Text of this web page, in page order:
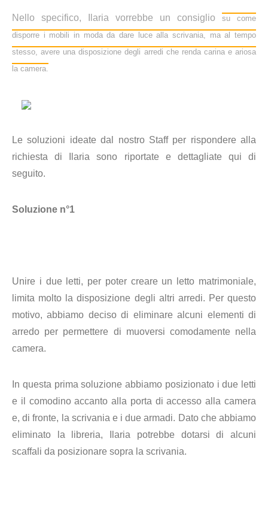
Nello specifico, Ilaria vorrebbe un consiglio
su come
disporre i mobili in moda da dare luce alla scrivania, ma al tempo
stesso, avere una disposizione degli arredi che renda carina e ariosa
la camera.
Le soluzioni ideate dal nostro Staff per rispondere alla
richiesta di Ilaria sono riportate e dettagliate qui di
seguito.
Soluzione n°1
Unire i due letti, per poter creare un letto matrimoniale,
limita molto la disposizione degli altri arredi. Per questo
motivo, abbiamo deciso di eliminare alcuni elementi di
arredo per permettere di muoversi comodamente nella
camera.
In questa prima soluzione abbiamo posizionato i due letti
e il comodino accanto alla porta di accesso alla camera
e, di fronte, la scrivania e i due armadi. Dato che abbiamo
eliminato la libreria, Ilaria potrebbe dotarsi di alcuni
scaffali da posizionare sopra la scrivania.